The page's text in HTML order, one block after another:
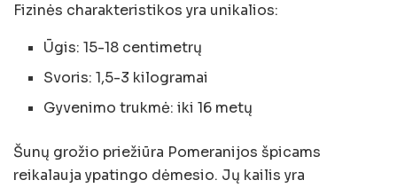
Fizinės charakteristikos yra unikalios:
Ūgis: 15-18 centimetrų
Svoris: 1,5-3 kilogramai
Gyvenimo trukmė: iki 16 metų
Šunų grožio priežiūra Pomeranijos špicams
reikalauja ypatingo dėmesio. Jų kailis yra